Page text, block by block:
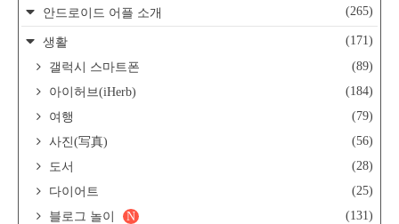
안드로이드 어플 소개 (265)
생활
(171)
갤럭시 스마트폰
(89)
아이허브(iHerb)
(184)
여행
(79)
사진(写真)
(56)
도서
(28)
다이어트
(25)
블로그 놀이
(131)
N